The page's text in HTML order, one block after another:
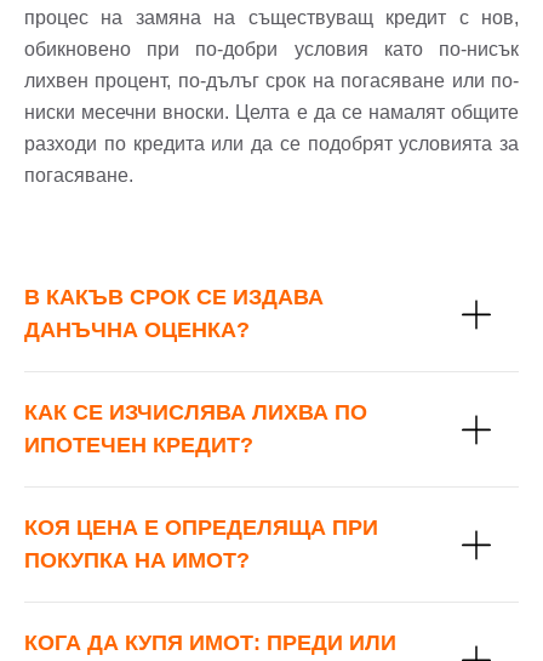
процес на замяна на съществуващ кредит с нов,
обикновено при по-добри условия като по-нисък
лихвен процент, по-дълъг срок на погасяване или по-
ниски месечни вноски. Целта е да се намалят общите
разходи по кредита или да се подобрят условията за
погасяване.
В КАКЪВ СРОК СЕ ИЗДАВА
ДАНЪЧНА ОЦЕНКА?
КАК СЕ ИЗЧИСЛЯВА ЛИХВА ПО
ИПОТЕЧЕН КРЕДИТ?
КОЯ ЦЕНА Е ОПРЕДЕЛЯЩА ПРИ
ПОКУПКА НА ИМОТ?
КОГА ДА КУПЯ ИМОТ: ПРЕДИ ИЛИ